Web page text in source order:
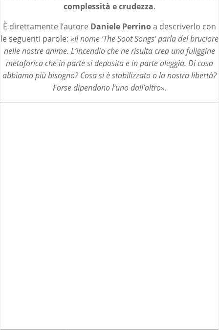
complessità e crudezza.
È direttamente l’autore Daniele Perrinoa descriverlo con
le seguenti parole: «Il nome ‘The Soot Songs’ parla del bruciore
nelle nostre anime. L’incendio che ne risulta crea una fuliggine
metaforica che in parte si deposita e in parte aleggia. Di cosa
abbiamo più bisogno? Cosa si è stabilizzato o la nostra libertà?
Forse dipendono l’uno dall’altro».